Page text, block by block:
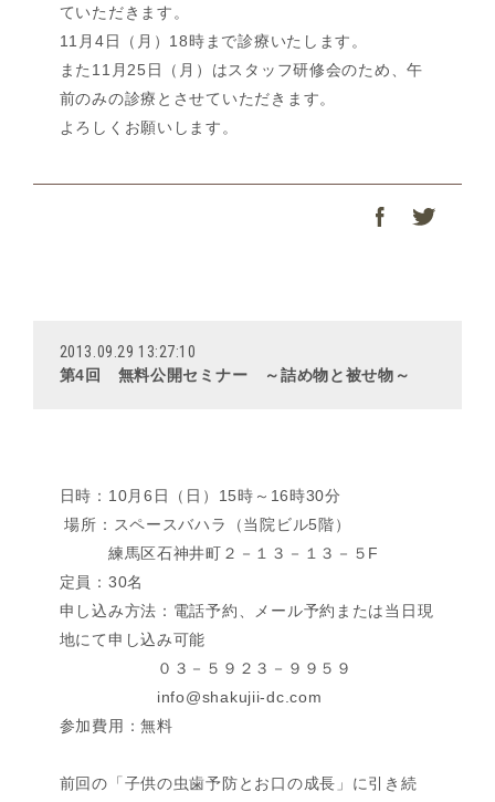
ていただきます。
11月4日（月）18時まで診療いたします。
また11月25日（月）はスタッフ研修会のため、午
前のみの診療とさせていただきます。
よろしくお願いします。
2013.09.29 13:27:10
第4回 無料公開セミナー ～詰め物と被せ物～
日時：10月6日（日）15時～16時30分
場所：スペースバハラ（当院ビル5階）
練馬区石神井町２－１３－１３－５F
定員：30名
申し込み方法：電話予約、メール予約または当日現
地にて申し込み可能
０３－５９２３－９９５９
info@shakujii-dc.com
参加費用：無料
前回の「子供の虫歯予防とお口の成長」に引き続